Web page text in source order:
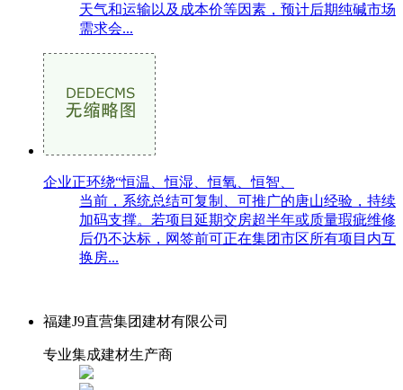
天气和运输以及成本价等因素，预计后期纯碱市场
需求会...
企业正环绕“恒温、恒湿、恒氧、恒智、
当前，系统总结可复制、可推广的唐山经验，持续
加码支撑。若项目延期交房超半年或质量瑕疵维修
后仍不达标，网签前可正在集团市区所有项目内互
换房...
福建J9直营集团建材有限公司
专业集成建材生产商